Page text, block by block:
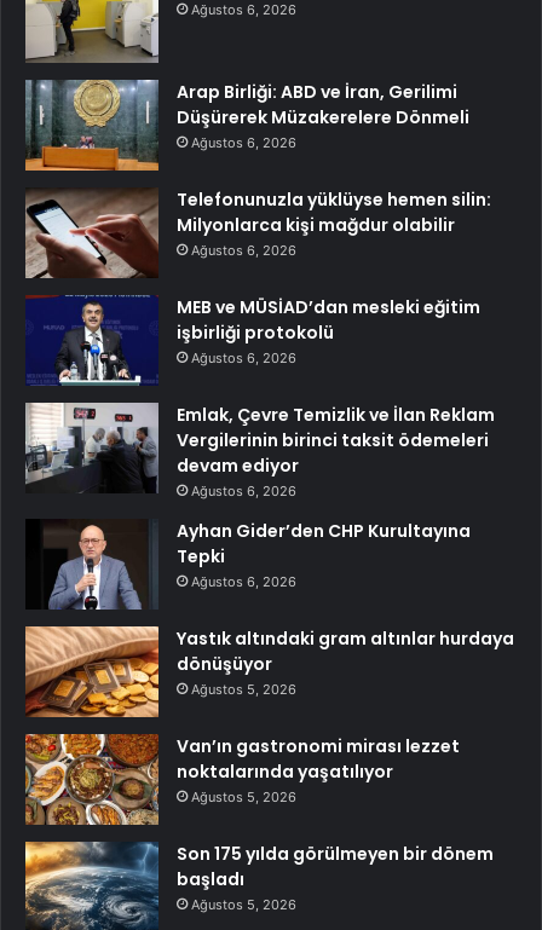
Ağustos 6, 2026
Arap Birliği: ABD ve İran, Gerilimi
Düşürerek Müzakerelere Dönmeli
Ağustos 6, 2026
Telefonunuzla yüklüyse hemen silin:
Milyonlarca kişi mağdur olabilir
Ağustos 6, 2026
MEB ve MÜSİAD’dan mesleki eğitim
işbirliği protokolü
Ağustos 6, 2026
Emlak, Çevre Temizlik ve İlan Reklam
Vergilerinin birinci taksit ödemeleri
devam ediyor
Ağustos 6, 2026
Ayhan Gider’den CHP Kurultayına
Tepki
Ağustos 6, 2026
Yastık altındaki gram altınlar hurdaya
dönüşüyor
Ağustos 5, 2026
Van’ın gastronomi mirası lezzet
noktalarında yaşatılıyor
Ağustos 5, 2026
Son 175 yılda görülmeyen bir dönem
başladı
Ağustos 5, 2026